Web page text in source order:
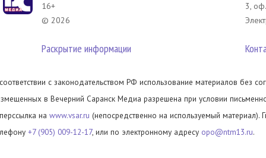
16+
© 2026
Раскрытие информации
3,
с законодательством РФ использование материалов без
в Вечерний Саранск Медиа разрешена при условии
на www.vsar.ru (непосредственно на используемый материал).
+7 (905) 009-12-17, или по электронному адресу opo@ntm13.ru.